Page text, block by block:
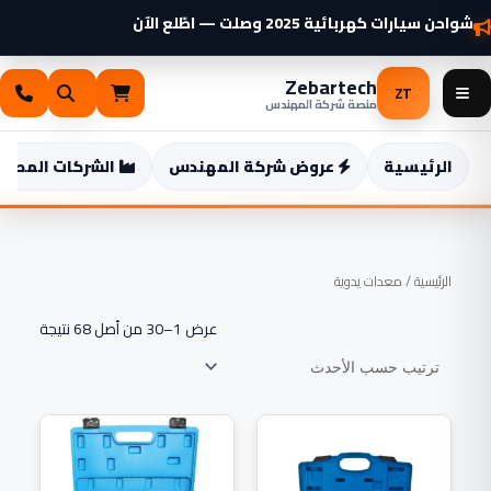
تخطي
إلى
المحتوى
شواحن سيارات كهربائية 2025 وصلت — اطّلع الآن
ZT
Zebartech
منصة شركة المهندس
الرئيسية عروض شركة المهندس الشركات
الرئيسية/ معدات يدوية
عرض 1–30 من أصل 68 نتيجة